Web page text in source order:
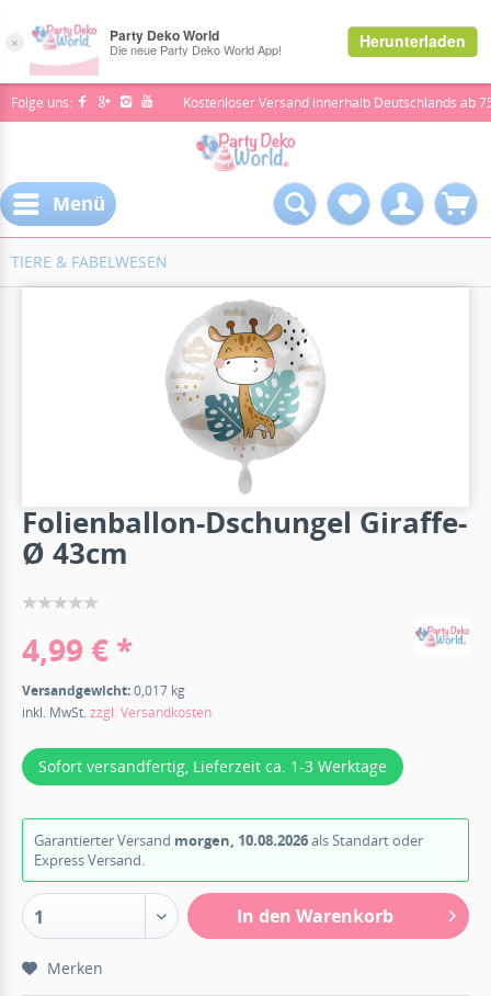
Folge uns: Kostenloser Versand innerhalb Deutschlands ab
Menü
TIERE & FABELWESEN
Folienballon-Dschungel Giraffe-
Ø 43cm
4,99 € *
Versandgewicht:0,017 kg
inkl. MwSt.zzgl. Versandkosten
Sofort versandfertig, Lieferzeit ca. 1-3 Werktage
Garantierter Versand morgen, 10.08.2026als Standart oder
Express Versand.
1 In den Warenkorb
Merken